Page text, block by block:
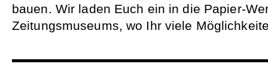
bauen. Wir laden Euch ein in die Papier-
Zeitungsmuseums, wo Ihr viele